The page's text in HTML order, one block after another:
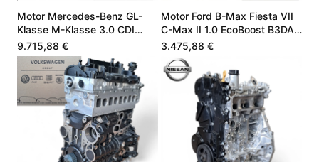
Motor Mercedes-Benz GL-
Klasse M-Klasse 3.0 CDI
A642010381580
9.715,88 €
Motor Ford B-Max Fiesta VII
C-Max II 1.0 EcoBoost B3DA
B7DA LX6G6006UA
3.475,88 €